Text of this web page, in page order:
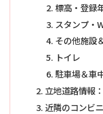
標高・登録
スタンプ・
その他施設
トイレ
駐車場＆車
立地道路情報
近隣のコンビ